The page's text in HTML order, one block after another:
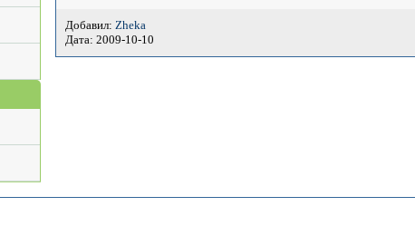
Добавил: Zheka
Дата: 2009-10-10